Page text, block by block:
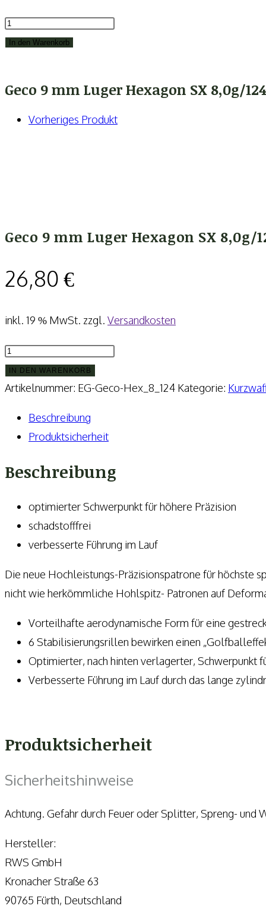
Geco
9
Hexagon
In den Warenkorb
Geco 9 mm Luger Hexagon SX 8,0g/
Vorheriges Produkt
Geco 9 mm Luger Hexagon SX 8,0g/
26,80 €
inkl. 19 % MwSt. zzgl. Versandkosten
Geco
9
mm
Hexagon
8,0g/124grs.
Menge
IN DEN WARENKORB
Artikelnummer: EG-Geco-Hex_8_124 Kategorie:
Beschreibung
Produktsicherheit
Beschreibung
optimierter Schwerpunkt für höhere Präzision
schadstofffrei
verbesserte Führung im Lauf
Die neue Hochleistungs-Präzisionspatrone für höchste
nicht wie herkömmliche Hohlspitz- Patronen auf
Vorteilhafte aerodynamische Form für eine
6 Stabilisierungsrillen bewirken einen
Optimierter, nach hinten verlagerter, Schwerpunkt
Verbesserte Führung im Lauf durch das lange
Produktsicherheit
Sicherheitshinweise
Achtung. Gefahr durch Feuer oder Splitter, Spreng- und
Hersteller:
RWS GmbH
Kronacher Straße 63
90765 Fürth, Deutschland